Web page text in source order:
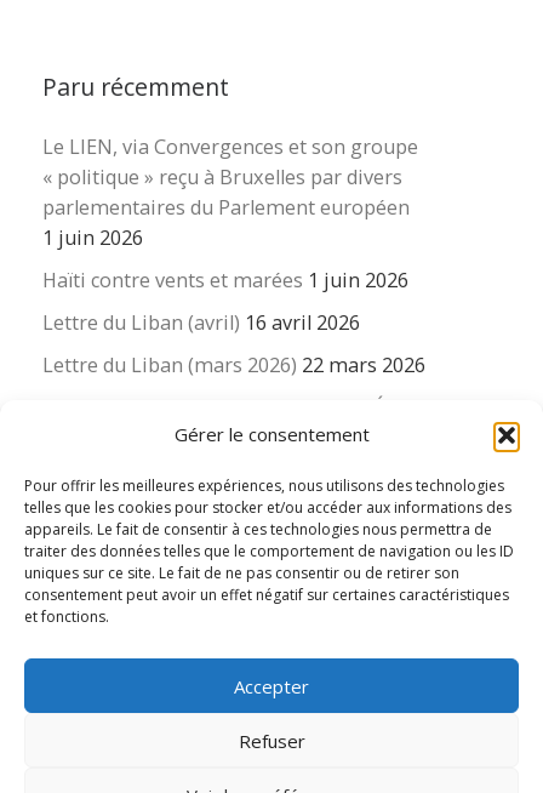
Gérer le consentement
Pour offrir les meilleures expériences, nous utilisons des technologies
telles que les cookies pour stocker et/ou accéder aux informations des
appareils. Le fait de consentir à ces technologies nous permettra de
traiter des données telles que le comportement de navigation ou les ID
uniques sur ce site. Le fait de ne pas consentir ou de retirer son
consentement peut avoir un effet négatif sur certaines caractéristiques
et fonctions.
Accepter
Refuser
Paru récemment
Le LIEN, via Convergences et son groupe
« politique » reçu à Bruxelles par divers
parlementaires du Parlement européen
1 juin 2026
Haïti contre vents et marées 1 juin 2026
Lettre du Liban (avril) 16 avril 2026
Lettre du Liban (mars 2026) 22 mars 2026
La revue « Educateur » décapitée ? L’Éducation
nouvelle et ses liens avec la revue du Syndicat
16 mars 2026
© 2026
– Tous
droits réservés